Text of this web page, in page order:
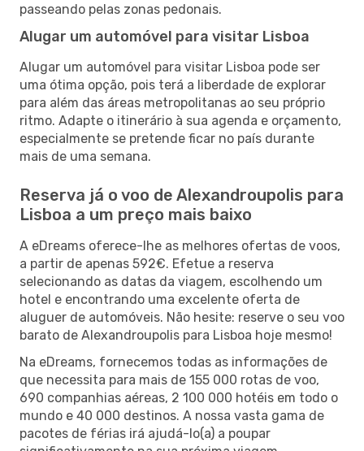
passeando pelas zonas pedonais.
Alugar um automóvel para visitar Lisboa
Alugar um automóvel para visitar Lisboa pode ser
uma ótima opção, pois terá a liberdade de explorar
para além das áreas metropolitanas ao seu próprio
ritmo. Adapte o itinerário à sua agenda e orçamento,
especialmente se pretende ficar no país durante
mais de uma semana.
Reserva já o voo de Alexandroupolis para
Lisboa a um preço mais baixo
A eDreams oferece-lhe as melhores ofertas de voos,
a partir de apenas 592€. Efetue a reserva
selecionando as datas da viagem, escolhendo um
hotel e encontrando uma excelente oferta de
aluguer de automóveis. Não hesite: reserve o seu voo
barato de Alexandroupolis para Lisboa hoje mesmo!
Na eDreams, fornecemos todas as informações de
que necessita para mais de 155 000 rotas de voo,
690 companhias aéreas, 2 100 000 hotéis em todo o
mundo e 40 000 destinos. A nossa vasta gama de
pacotes de férias irá ajudá-lo(a) a poupar